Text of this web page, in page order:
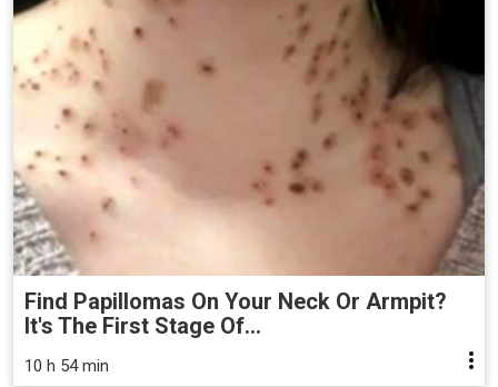
Find Papillomas On Your Neck Or Armpit?
It's The First Stage Of...
10 h 54 min